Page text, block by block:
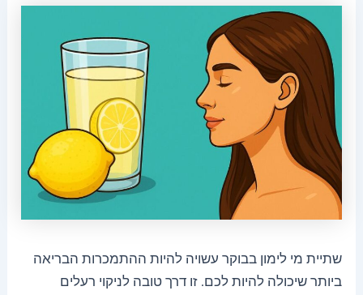
שתיית מי לימון בבוקר עשויה להיות ההתמכרות הבריאה
ביותר שיכולה להיות לכם. זו דרך טובה לניקוי רעלים